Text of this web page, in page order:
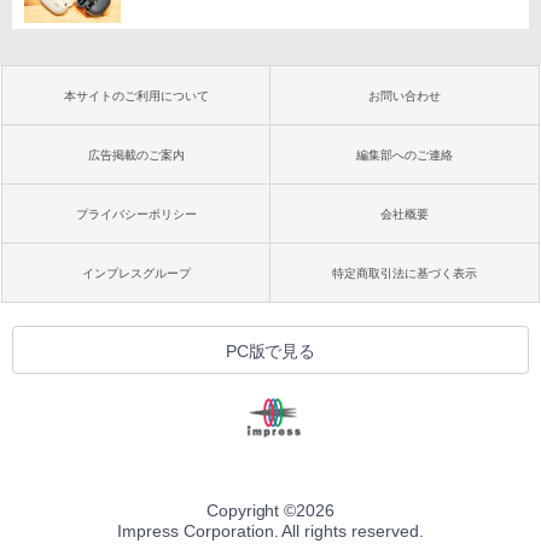
本サイトのご利用について お問い合わせ
広告掲載のご案内 編集部へのご連絡
プライバシーポリシー 会社概要
インプレスグループ 特定商取引法に基づく表示
PC版で見る
Copyright ©2026
Impress Corporation. All rights reserved.